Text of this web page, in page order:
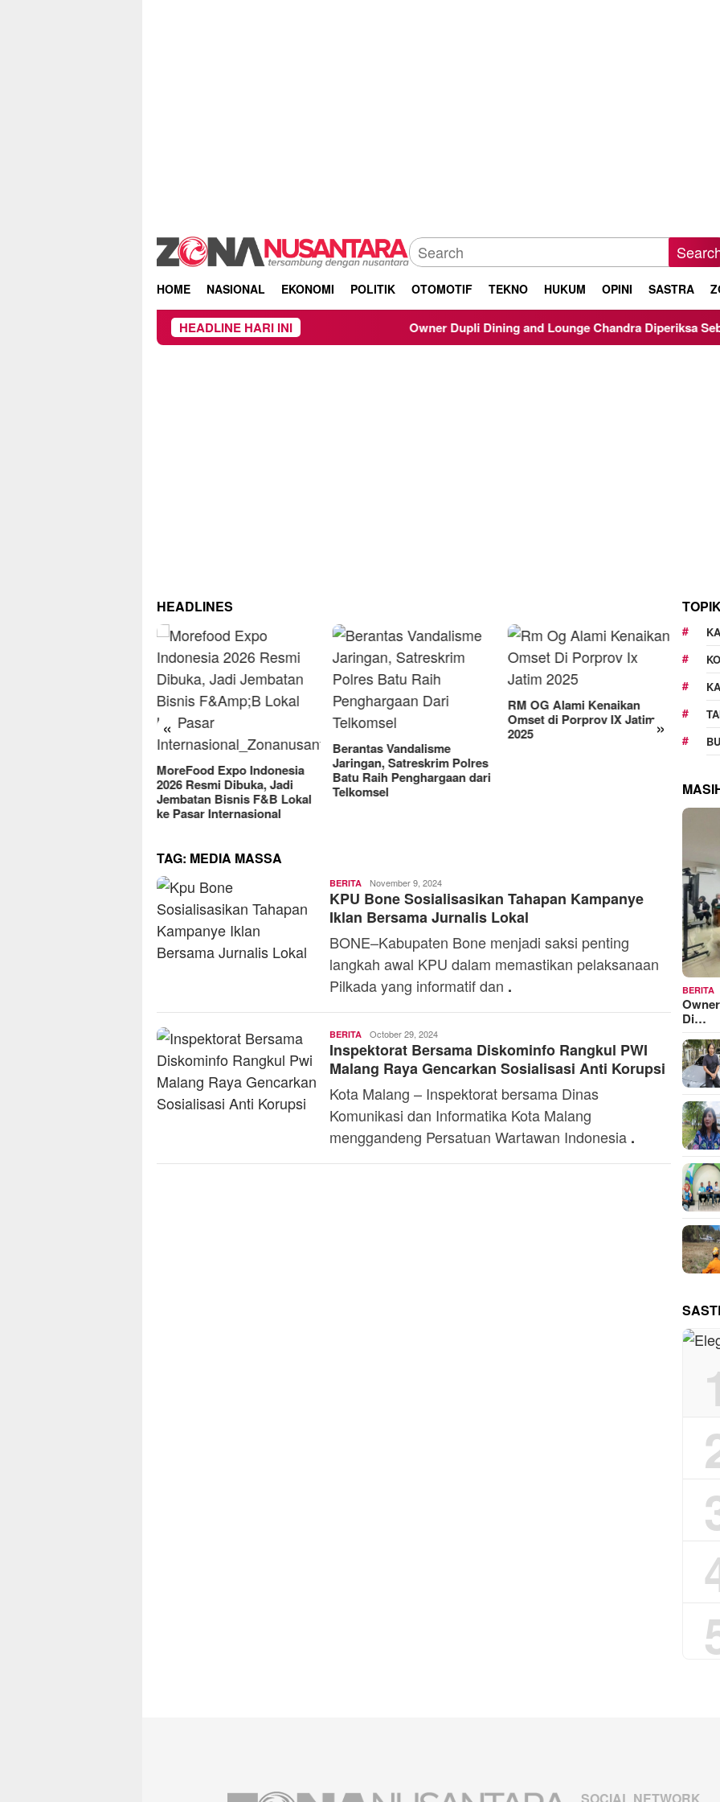
HOME NASIONAL EKONOMI POLITIK OTOMOTIF TEKNO HUKUM OPINI SASTRA
HEADLINE HARI INI Owner Dupli Dining and Lounge Chandra Diperiksa Sebagai
HEADLINES
« »
Berantas Vandalisme
Jaringan, Satreskrim Polres
Batu Raih Penghargaan dari
Telkomsel
RM OG Alami Kenaikan
Omset di Porprov IX Jatim
2025
Manjakan Pelanggan,
RAT
TAG: MEDIA MASSA
BERITA Admin
November 9, 2024
KPU Bone Sosialisasikan Tahapan Kampanye
Iklan Bersama Jurnalis Lokal
BONE–Kabupaten Bone menjadi saksi penting
langkah awal KPU dalam memastikan pelaksanaan
Pilkada yang informatif dan .
BERITA Toski
Dermaleksana
October 29, 2024
Inspektorat Bersama Diskominfo Rangkul PWI
Malang Raya Gencarkan Sosialisasi Anti Korupsi
Kota Malang – Inspektorat bersama Dinas
Komunikasi dan Informatika Kota Malang
menggandeng Persatuan Wartawan Indonesia .
BERITA
Di…
SOCIAL NETWORK